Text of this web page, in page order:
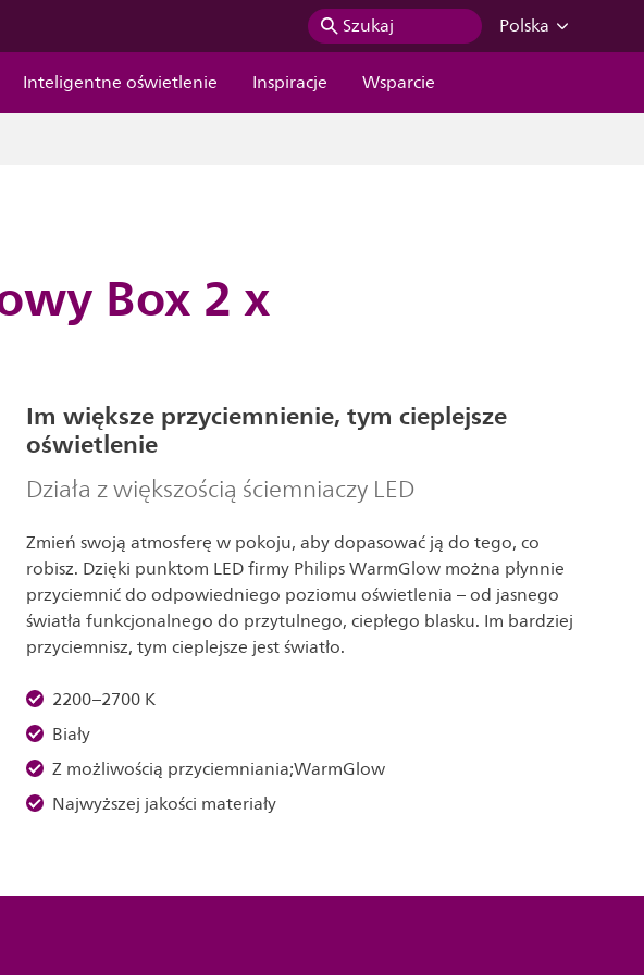
Szukaj
Polska
Inteligentne oświetlenie Inspiracje Wsparcie
Box 2 x
Im większe przyciemnienie, tym cieplejsze
oświetlenie
Działa z większością ściemniaczy LED
Zmień swoją atmosferę w pokoju, aby dopasować ją do tego, co
robisz. Dzięki punktom LED firmy Philips WarmGlow można płynnie
przyciemnić do odpowiedniego poziomu oświetlenia – od jasnego
światła funkcjonalnego do przytulnego, ciepłego blasku. Im bardziej
przyciemnisz, tym cieplejsze jest światło.
2200–2700 K
Biały
Z możliwością przyciemniania;WarmGlow
Najwyższej jakości materiały